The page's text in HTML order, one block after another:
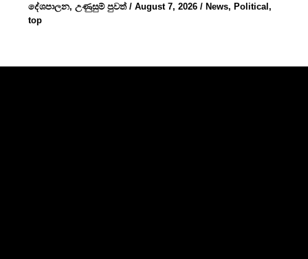
දේශපාලන,උණුසුම් පුවත්/August 7, 2026/News,Political,
top